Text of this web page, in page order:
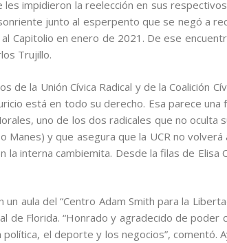
impidieron la reelección en sus
junto al esperpento que se negó a
Capitolio en enero de 2021. De ese
Trujillo.
la Unión Cívica Radical y de la Coalición
está en todo su derecho. Esa parece una
uno de los dos radicales que no oculta
Manes) y que asegura que la UCR no
la interna cambiemita. Desde la filas de Elisa
aula del “Centro Adam Smith para la
de Florida. “Honrado y agradecido de poder
el deporte y los negocios”, comentó.